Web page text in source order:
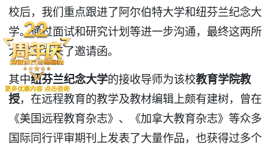
校后，我们重点跟进了阿尔伯特大学和纽芬兰纪念大
学。通过面试和研究计划等进一步沟通，最终这两所
大学都发来了邀请函。
其中纽芬兰纪念大学的接收导师为该校教育学院教
授，在远程教育的教学及教材编辑上颇有建树，曾在
《美国远程教育杂志》、《加拿大教育杂志》等众多
国际同行评审期刊上发表了大量作品，也获得过多个